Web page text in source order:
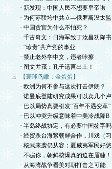
· 新发现：中国人民不想要皇帝啦
· 为何苏联垮中共立—俄罗斯没太监
· 中国贪官为什么不怕死？
· 千古奇文：日海军致丁汝昌劝降书
· “珍贵”共产党的事业
· 禁止老外学中文，违者咔擦
· 图文并茂：孔子遗言出土！
【寰球鸟瞰：金蛋蛋】
· 欧洲为何不参与这次打击伊朗？
· 诺曼底登陆研究成果可以卖几个卢
· 巴以局势真要引发“百年不遇变革”
· 巴以冲突升级意味着中美冷战降B
· 半岛终战协定，有必要中国签字吗
· 经贸杀台海紧朝鲜合作，川戏（习
· 核武来袭仍从容；夏威夷军民好悠
· 不骗你，朝鲜核爆真的迫在眉睫！
· 从海湾战争看美对朝打击之可能